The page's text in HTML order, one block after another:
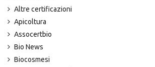
Altre certificazioni
Apicoltura
Assocertbio
Bio News
Biocosmesi